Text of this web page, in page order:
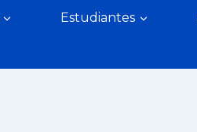
Estudiantes